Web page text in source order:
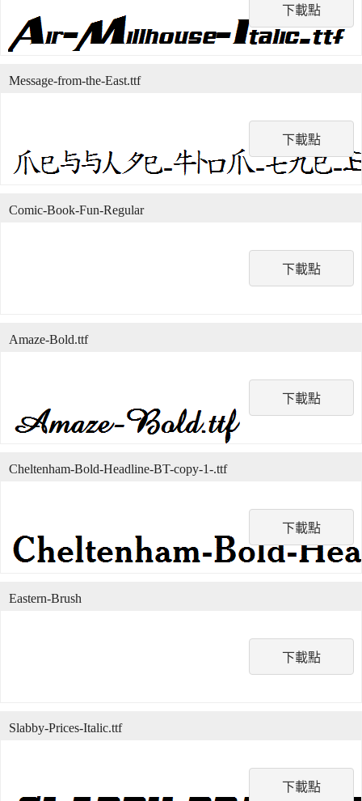
下載點
下載點
Message-from-the-East.ttf
下載點
Comic-Book-Fun-Regular
下載點
Amaze-Bold.ttf
下載點
Cheltenham-Bold-Headline-BT-copy-1-.ttf
下載點
Eastern-Brush
下載點
Slabby-Prices-Italic.ttf